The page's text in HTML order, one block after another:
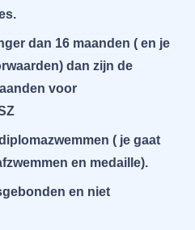
dan 16 maanden ( en je
dan zijn de
voor
( je gaat
en medaille).
en niet